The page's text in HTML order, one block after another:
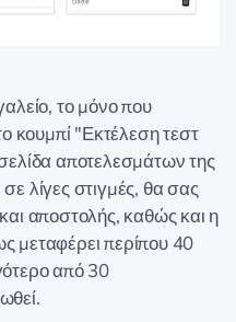
το μόνο που
κουμπί "Εκτέλεση τεστ
αποτελεσμάτων της
λίγες στιγμές, θα σας
αποστολής, καθώς και η
μεταφέρει περίπου 40
από 30